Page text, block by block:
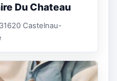
Du Chateau
Castelnau-